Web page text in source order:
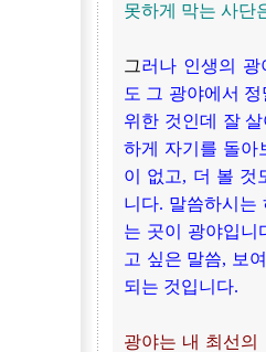
못하게 막는 사단
그러나 인생의
도 그 광야에서
위한 것인데 잘
하게 자기를 돌아
이 없고, 더 볼 것
니다. 말씀하시는
는 곳이 광야입니
고 싶은 말씀, 보
되는 것입니다.
광야는 내 최선의